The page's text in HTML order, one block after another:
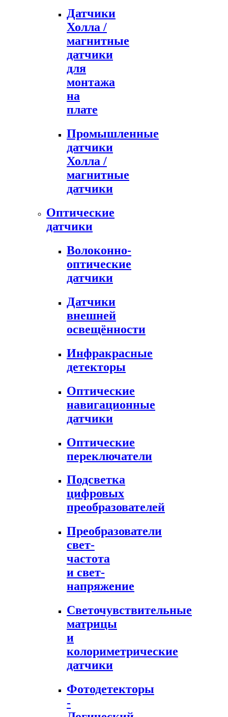
Датчики
Холла /
магнитные
датчики
для
монтажа
на
плате
Промышленные
датчики
Холла /
магнитные
датчики
Оптические
датчики
Волоконно-
оптические
датчики
Датчики
внешней
освещённости
Инфракрасные
детекторы
Оптические
навигационные
датчики
Оптические
переключатели
Подсветка
цифровых
преобразователей
Преобразователи
свет-
частота
и свет-
напряжение
Светочувствительные
матрицы
и
колориметрические
датчики
Фотодетекторы
-